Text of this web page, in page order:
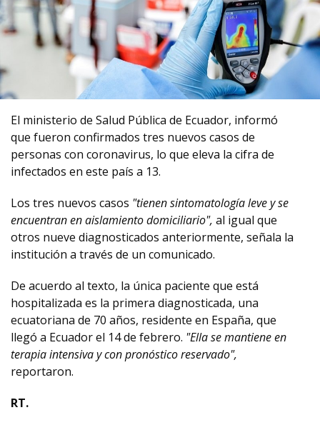
El ministerio de Salud Pública de Ecuador, informó
que fueron confirmados tres nuevos casos de
personas con coronavirus, lo que eleva la cifra de
infectados en este país a 13.
Los tres nuevos casos "tienen sintomatología leve y se
encuentran en aislamiento domiciliario", al igual que
otros nueve diagnosticados anteriormente, señala la
institución a través de un comunicado.
De acuerdo al texto, la única paciente que está
hospitalizada es la primera diagnosticada, una
ecuatoriana de 70 años, residente en España, que
llegó a Ecuador el 14 de febrero. "Ella se mantiene en
terapia intensiva y con pronóstico reservado",
reportaron.
RT.